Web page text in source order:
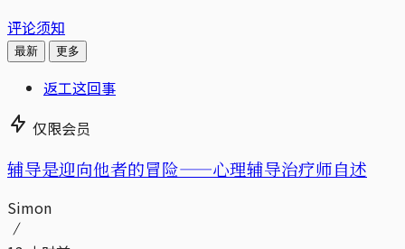
评论须知
最新 更多
返工这回事
仅限会员
辅导是迎向他者的冒险——心理辅导治疗师自述
Simon